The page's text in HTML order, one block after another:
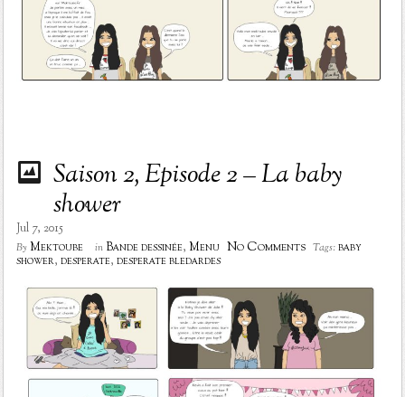
Saison 2, Episode 2 – La baby
shower
Jul 7, 2015
By Mektoube in Bande dessinée, Menu No Comments Tags:baby
shower, desperate, desperate bledardes